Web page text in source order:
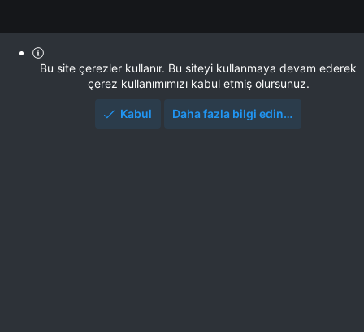
Bu site çerezler kullanır. Bu siteyi kullanmaya devam ederek
çerez kullanımımızı kabul etmiş olursunuz.
Kabul Daha fazla bilgi edin…